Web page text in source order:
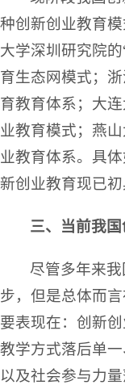
种创新创业教育
大学深圳研究院
育生态网模式；
育教育体系；大
业教育模式；燕
业教育体系。具
新创业教育现已初
三、当前我
尽管多年来
步，但是总体而
要表现在：创新
教学方式落后单
以及社会参与力